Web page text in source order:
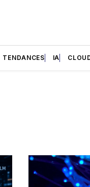
TENDANCES IA